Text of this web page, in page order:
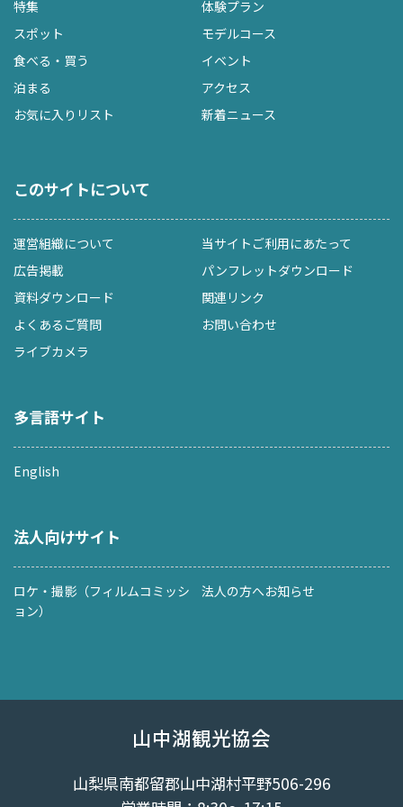
特集
体験プラン
スポット
モデルコース
食べる・買う
イベント
泊まる
アクセス
お気に入りリスト
新着ニュース
このサイトについて
運営組織について
当サイトご利用にあたって
広告掲載
パンフレットダウンロード
資料ダウンロード
関連リンク
よくあるご質問
お問い合わせ
ライブカメラ
多言語サイト
English
法人向けサイト
ロケ・撮影（フィルムコミッシ
ョン）
法人の方へお知らせ
山中湖観光協会
山梨県南都留郡山中湖村平野506-296